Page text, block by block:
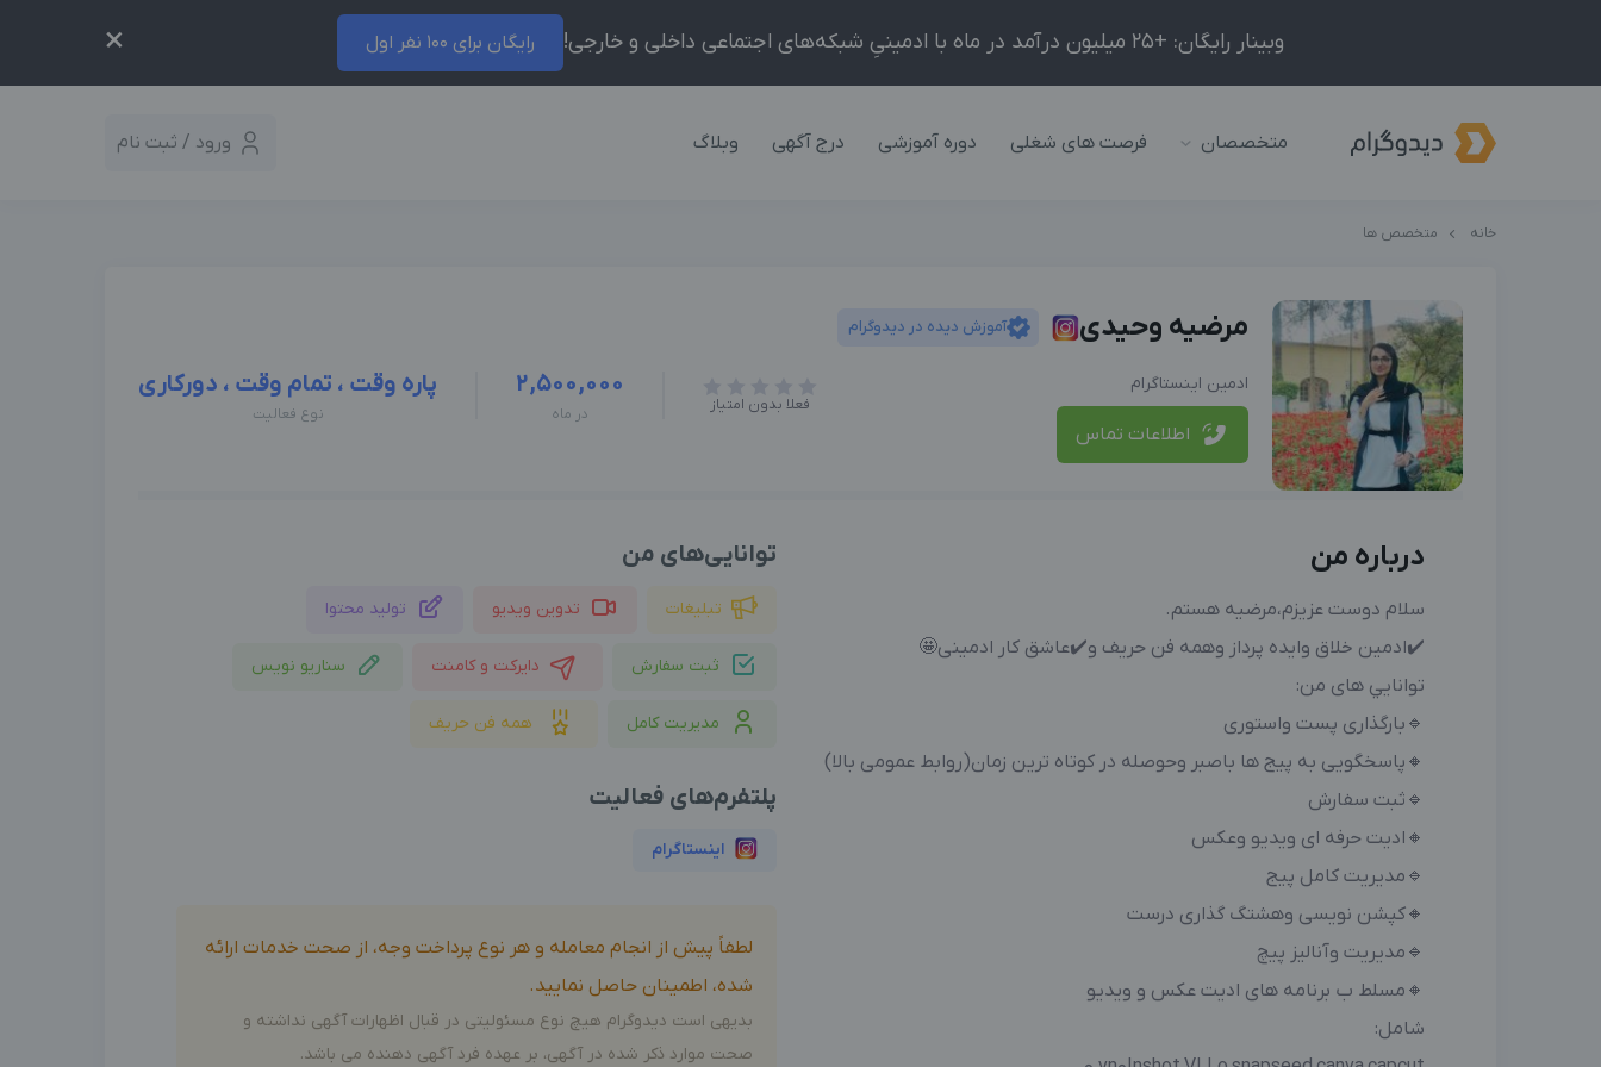
وبینار رایگان: +25 میلیون درآمد در ماه با ادمینیِ شبکه‌های اجتماعی داخلی و خارجی! رایگان برای 100 نفر اول ×
متخصصان فرصت های شغلی دوره آموزشی درج آگهی وبلاگ ورود / ثبت نام
خانه متخصص ها
مرضیه وحیدی آموزش دیده در دیدوگرام
ادمین اینستاگرام
اطلاعات تماس
فعلا بدون امتیاز
2,500,000
در ماه
پاره وقت ، تمام وقت ، دورکاری
نوع فعالیت
درباره من
سلام دوست عزیزم،مرضیه هستم.
✔️ادمین خلاق وایده پرداز وهمه فن حریف و✔️عاشق کار ادمینی🤩
توانايي های من:
🔹️بارگذاری پست واستوری
🔸️پاسخگویی به پیج ها باصبر وحوصله در کوتاه ترین زمان(روابط عمومی بالا)
🔹️ثبت سفارش
🔸️ادیت حرفه ای ویدیو وعکس
🔹️مدیریت کامل پیج
🔸️کپشن نویسی وهشتگ گذاری درست
🔹️مدیریت وآنالیز پیچ
🔸️مسلط ب برنامه های ادیت عکس و ویدیو
شامل:
توانایی‌های من
تبلیغات تدوین ویدیو تولید محتوا
ثبت سفارش دایرکت و کامنت سناریو نویس
مدیریت کامل همه فن حریف
پلتفرم‌های فعالیت
اینستاگرام
لطفاً پیش از انجام معامله و هر نوع پرداخت وجه، از صحت خدمات ارائه
شده، اطمینان حاصل نمایید.
بدیهی است دیدوگرام هیچ نوع مسئولیتی در قبال اظهارات آگهی نداشته و
صحت موارد ذکر شده در آگهی، بر عهده فرد آگهی دهنده می باشد.